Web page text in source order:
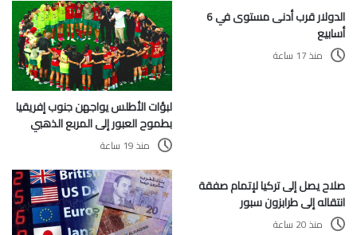
الدولار قرب أدنى مستوى في 6
أسابيع
منذ 17 ساعة
لبؤات الأطلس يواجهن جنوب إفريقيا
بطموح العبور إلى المربع الذهبي
منذ 19 ساعة
صلاح يصل إلى تركيا لإتمام صفقة
انتقاله إلى طرابزون سبور
منذ 20 ساعة